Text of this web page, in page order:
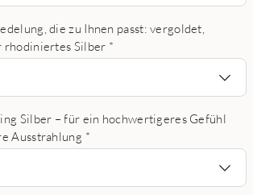
die zu Ihnen passt: vergoldet,
rhodiniertes Silber *
Silber – für ein hochwertigeres Gefühl
Ausstrahlung *